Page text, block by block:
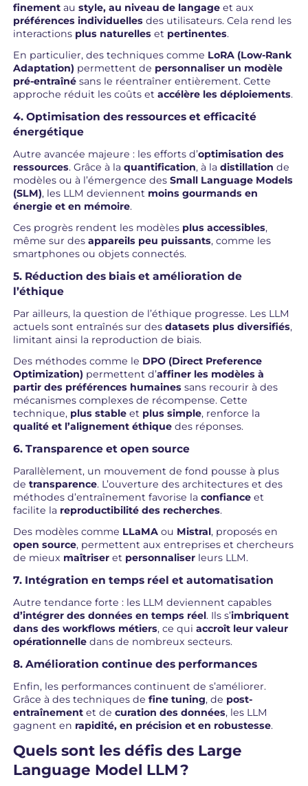
finement austyle, au niveau de langage et aux
préférences individuelles des utilisateurs. Cela rend les
interactions plus naturelles et pertinentes.
En particulier, des techniques comme LoRA (Low-Rank
Adaptation) permettent de personnaliser un modèle
pré-entraîné sans le réentraîner entièrement. Cette
approche réduit les coûts etaccélère les déploiements.
4. Optimisation des ressources et efficacité
énergétique
Autre avancée majeure : les efforts d’optimisation des
ressources. Grâce à laquantification, à ladistillation de
modèles ou à l’émergence desSmall Language Models
(SLM), les LLM deviennent moins gourmands en
énergie et en mémoire.
Ces progrès rendent les modèles plus accessibles,
même sur desappareils peu puissants, comme les
smartphones ou objets connectés.
5. Réduction des biais et amélioration de
l’éthique
Par ailleurs, la question de l’éthique progresse. Les LLM
actuels sont entraînés sur desdatasets plus diversifiés,
limitant ainsi la reproduction de biais.
Des méthodes comme le DPO (Direct Preference
Optimization) permettent d’affiner les modèles à
partir des préférences humaines sans recourir à des
mécanismes complexes de récompense. Cette
technique, plus stable et plus simple, renforce la
qualité et l’alignement éthique des réponses.
6. Transparence et open source
Parallèlement, un mouvement de fond pousse à plus
detransparence. L’ouverture des architectures et des
méthodes d’entraînement favorise laconfiance et
facilite la reproductibilité des recherches.
Des modèles comme LLaMA ou Mistral, proposés en
open source, permettent aux entreprises et chercheurs
de mieux maîtriser et personnaliser leurs LLM.
7. Intégration en temps réel et automatisation
Autre tendance forte : les LLM deviennent capables
d’intégrer des données en temps réel. Ils s’imbriquent
dans des workflows métiers, ce quiaccroît leur valeur
opérationnelle dans de nombreux secteurs.
8. Amélioration continue des performances
Enfin, les performances continuent de s’améliorer.
Grâce à des techniques define tuning, de post-
entraînement et decuration des données, les LLM
gagnent en rapidité, en précision et en robustesse.
Quels sont les défis des Large
Language Model LLM ?